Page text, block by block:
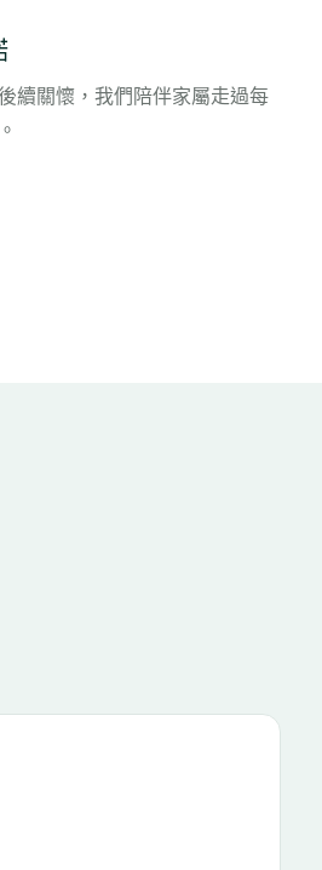
續關懷，我們陪伴家屬走過每